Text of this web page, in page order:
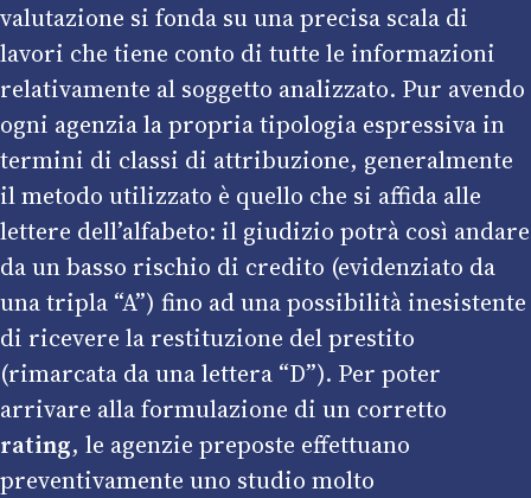
valutazione si fonda su una precisa scala di
lavori che tiene conto di tutte le informazioni
relativamente al soggetto analizzato. Pur avendo
ogni agenzia la propria tipologia espressiva in
termini di classi di attribuzione, generalmente
il metodo utilizzato è quello che si affida alle
lettere dell’alfabeto: il giudizio potrà così andare
da un basso rischio di credito (evidenziato da
una tripla “A”) fino ad una possibilità inesistente
di ricevere la restituzione del prestito
(rimarcata da una lettera “D”). Per poter
arrivare alla formulazione di un corretto
rating, le agenzie preposte effettuano
preventivamente uno studio molto